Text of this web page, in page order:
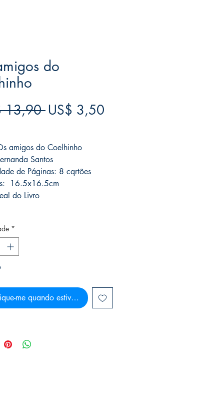
do
13,90 Preço
US$ 3,50
amigos do Coelhinho
Santos
de Páginas: 8 cqrtões
16.5x16.5cm
do Livro
*
me quando estiver disponível